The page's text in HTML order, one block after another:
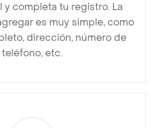
y completa tu registro. La
es muy simple, como
dirección, número de
teléfono, etc.